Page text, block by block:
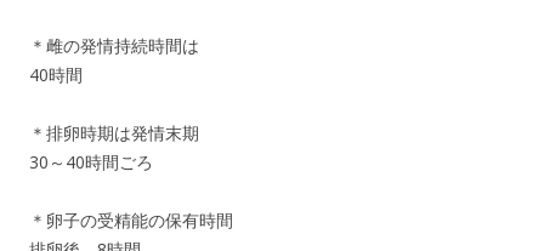
＊雌の発情持続時間は
40時間
＊排卵時期は発情末期
30～40時間ごろ
＊卵子の受精能の保有時間